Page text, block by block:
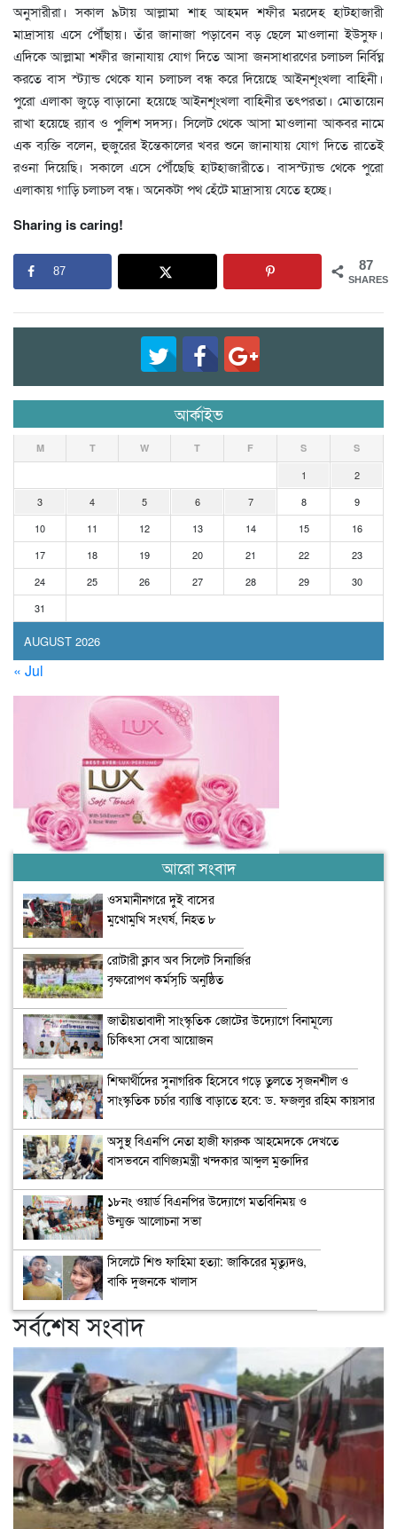
অনুসারীরা। সকাল ৯টায় আল্লামা শাহ আহমদ শফীর মরদেহ হাটহাজারী
মাদ্রাসায় এসে পৌঁছায়। তাঁর জানাজা পড়াবেন বড় ছেলে মাওলানা ইউসুফ।
এদিকে আল্লামা শফীর জানাযায় যোগ দিতে আসা জনসাধারণের চলাচল নির্বিঘ্ন
করতে বাস স্ট্যান্ড থেকে যান চলাচল বন্ধ করে দিয়েছে আইনশৃংখলা বাহিনী।
পুরো এলাকা জুড়ে বাড়ানো হয়েছে আইনশৃংখলা বাহিনীর তৎপরতা। মোতায়েন
রাখা হয়েছে র‍্যাব ও পুলিশ সদস্য। সিলেট থেকে আসা মাওলানা আকবর নামে
এক ব্যক্তি বলেন, হুজুরের ইন্তেকালের খবর শুনে জানাযায় যোগ দিতে রাতেই
রওনা দিয়েছি। সকালে এসে পৌঁছেছি হাটহাজারীতে। বাসস্ট্যান্ড থেকে পুরো
এলাকায় গাড়ি চলাচল বন্ধ। অনেকটা পথ হেঁটে মাদ্রাসায় যেতে হচ্ছে।
Sharing is caring!
87
SHARES
87
আর্কাইভ
AUGUST 2026
M T W T F S S
1
2
3
4 5 6 7 8
9
10
11 12 13 14 15
16
17
18 19 20 21 22
23
24
25 26 27 28 29
30
31
« Jul
আরো সংবাদ
ওসমানীনগরে দুই বাসের
মুখোমুখি সংঘর্ষ, নিহত ৮
রোটারী ক্লাব অব সিলেট সিনার্জির
বৃক্ষরোপণ কর্মসূচি অনুষ্ঠিত
জাতীয়তাবাদী সাংস্কৃতিক জোটের উদ্যোগে বিনামূল্যে
চিকিৎসা সেবা আয়োজন
শিক্ষার্থীদের সুনাগরিক হিসেবে গড়ে তুলতে সৃজনশীল ও
সাংস্কৃতিক চর্চার ব্যাপ্তি বাড়াতে হবে: ড. ফজলুর রহিম কায়সার
অসুস্থ বিএনপি নেতা হাজী ফারুক আহমেদকে দেখতে
বাসভবনে বাণিজ্যমন্ত্রী খন্দকার আব্দুল মুক্তাদির
১৮নং ওয়ার্ড বিএনপির উদ্যোগে মতবিনিময় ও
উন্মুক্ত আলোচনা সভা
সিলেটে শিশু ফাহিমা হত্যা: জাকিরের মৃত্যুদণ্ড,
বাকি দুজনকে খালাস
সর্বশেষ সংবাদ